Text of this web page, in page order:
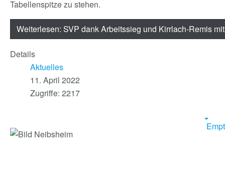
Tabellenspitze zu stehen.
Weiterlesen: SVP dank Arbeitssieg und Kirrlach-Remis
Details
Aktuelles
11. April 2022
Zugriffe: 2217